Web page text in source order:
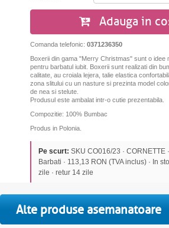
Adauga in
Comanda telefonic: 0371236350
Boxerii din gama "Merry Christmas" sunt o idee
pentru barbatul iubit. Boxerii sunt realizati din
calitate, au croiala lejera, talie elastica
zona slitului cu un nasture si prezinta model
de nea si stelute.
Produsul este ambalat intr-o cutie prezentabila.
Compozitie: 100% Bumbac
Produs in Polonia.
Pe scurt: SKU CO016/23 · CORNETTE
Barbati · 113,13 RON (TVA inclus) · In
zile · retur 14 zile
Alte produse asemanatoare